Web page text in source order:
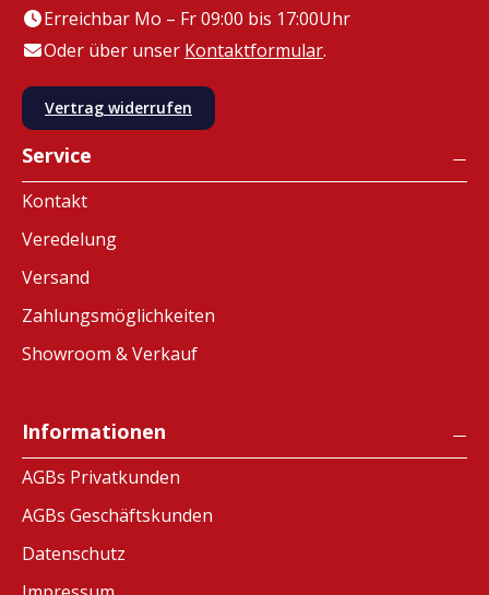
Erreichbar Mo – Fr 09:00 bis 17:00Uhr
Oder über unser Kontaktformular.
Vertrag widerrufen
Service
Kontakt
Veredelung
Versand
Zahlungsmöglichkeiten
Showroom & Verkauf
Informationen
AGBs Privatkunden
AGBs Geschäftskunden
Datenschutz